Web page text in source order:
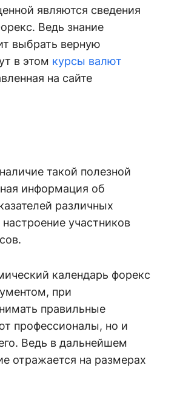
являются сведения
Ведь знание
выбрать верную
в этом курсы валют
на сайте
такой полезной
информация об
различных
участников
календарь форекс
при
правильные
профессионалы, но и
Ведь в дальнейшем
отражается на размерах